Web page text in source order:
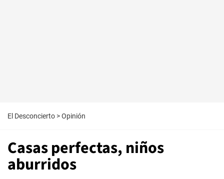
El Desconcierto >Opinión
Casas perfectas, niños
aburridos